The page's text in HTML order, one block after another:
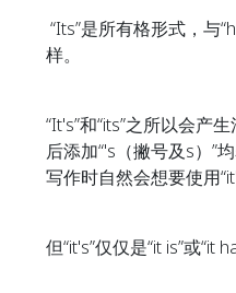
“Its”是所有格形式，与
样。
“It's”和“its”之所以会产
后添加“'s（撇号及s）”
写作时自然会想要使用
但“it's”仅仅是“it is”或“it